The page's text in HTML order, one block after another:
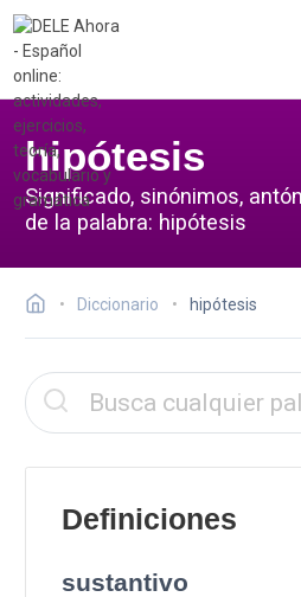
hipótesis
Significado, sinónimos,
de la palabra: hipótesis
Diccionario hipótesis
Definiciones
sustantivo